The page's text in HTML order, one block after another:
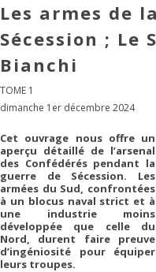
Les armes de
Sécession ; Le
Bianchi
TOME 1
dimanche 1er décembre 2024
Cet ouvrage nous offre un
aperçu détaillé de l’arsenal
des Confédérés pendant la
guerre de Sécession. Les
armées du Sud, confrontées
à un blocus naval strict et à
une industrie moins
développée que celle du
Nord, durent faire preuve
d’ingéniosité pour équiper
leurs troupes.